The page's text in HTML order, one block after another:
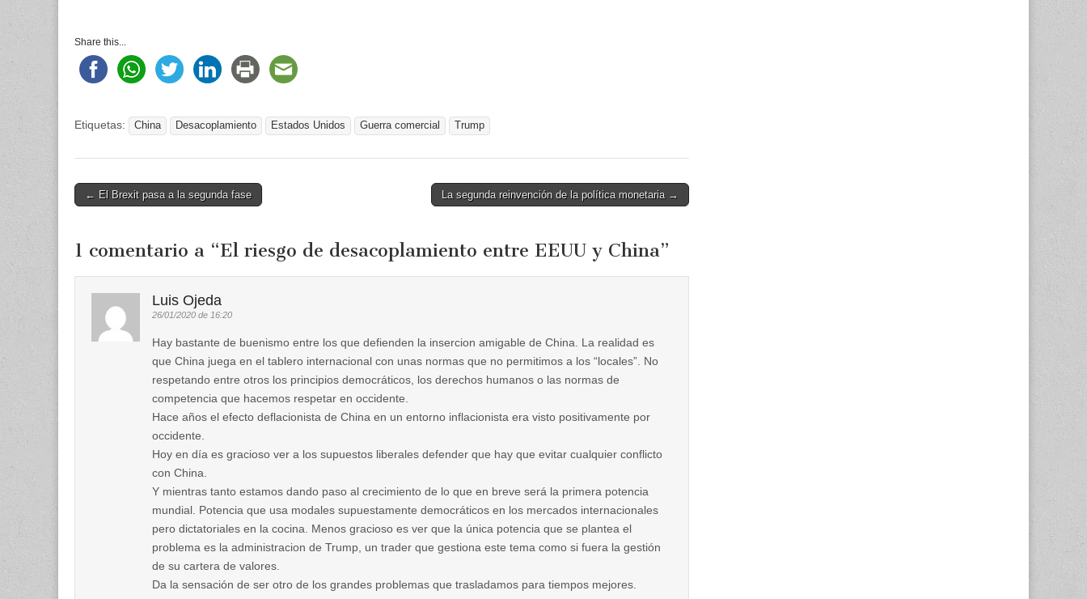
Share this...
Etiquetas: China Desacoplamiento Estados Unidos Guerra comercial Trump
Post
← El Brexit pasa a la segunda fase La segunda reinvención de la política monetaria →
1 comentario a “El riesgo de desacoplamiento entre EEUU y China”
Luis Ojeda
26/01/2020 de 16:20
Hay bastante de buenismo entre los que defienden la insercion amigable de China. La realidad es
que China juega en el tablero internacional con unas normas que no permitimos a los “locales”. No
respetando entre otros los principios democráticos, los derechos humanos o las normas de
competencia que hacemos respetar en occidente.
Hace años el efecto deflacionista de China en un entorno inflacionista era visto positivamente por
occidente.
Hoy en día es gracioso ver a los supuestos liberales defender que hay que evitar cualquier conflicto
con China.
Y mientras tanto estamos dando paso al crecimiento de lo que en breve será la primera potencia
mundial. Potencia que usa modales supuestamente democráticos en los mercados internacionales
pero dictatoriales en la cocina. Menos gracioso es ver que la única potencia que se plantea el
problema es la administracion de Trump, un trader que gestiona este tema como si fuera la gestión
de su cartera de valores.
Da la sensación de ser otro de los grandes problemas que trasladamos para tiempos mejores.